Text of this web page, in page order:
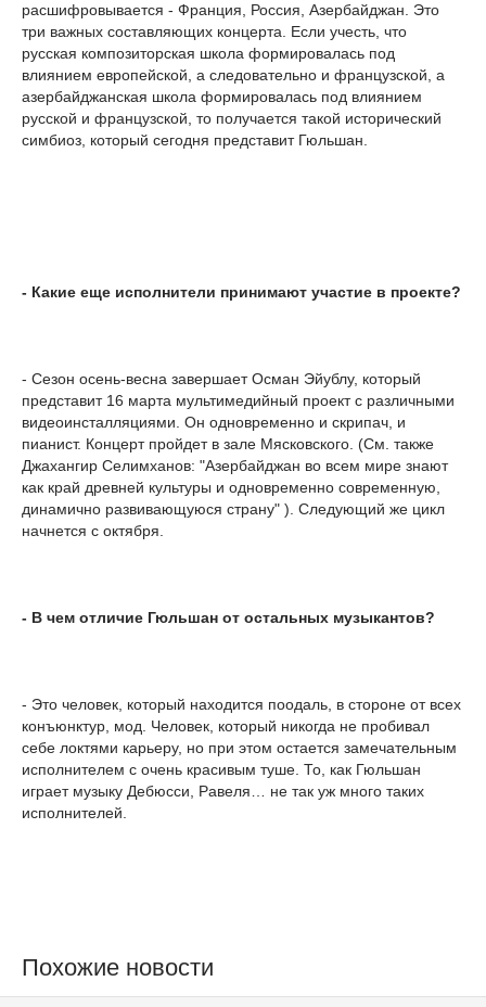
расшифровывается - Франция, Россия, Азербайджан. Это
три важных составляющих концерта. Если учесть, что
русская композиторская школа формировалась под
влиянием европейской, а следовательно и французской, а
азербайджанская школа формировалась под влиянием
русской и французской, то получается такой исторический
симбиоз, который сегодня представит Гюльшан.
- Какие еще исполнители принимают участие в проекте?
- Сезон осень-весна завершает Осман Эйублу, который
представит 16 марта мультимедийный проект с различными
видеоинсталляциями. Он одновременно и скрипач, и
пианист. Концерт пройдет в зале Мясковского. (См. также
Джахангир Селимханов: "Азербайджан во всем мире знают
как край древней культуры и одновременно современную,
динамично развивающуюся страну" ). Следующий же цикл
начнется с октября.
- В чем отличие Гюльшан от остальных музыкантов?
- Это человек, который находится поодаль, в стороне от всех
конъюнктур, мод. Человек, который никогда не пробивал
себе локтями карьеру, но при этом остается замечательным
исполнителем с очень красивым туше. То, как Гюльшан
играет музыку Дебюсси, Равеля… не так уж много таких
исполнителей.
Похожие новости